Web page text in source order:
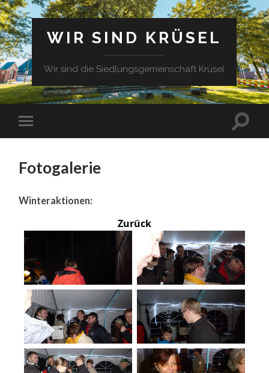
WIR SIND KRÜSEL
Wir sind die Siedlungsgemeinschaft Krüsel
Fotogalerie
Winteraktionen:
Zurück